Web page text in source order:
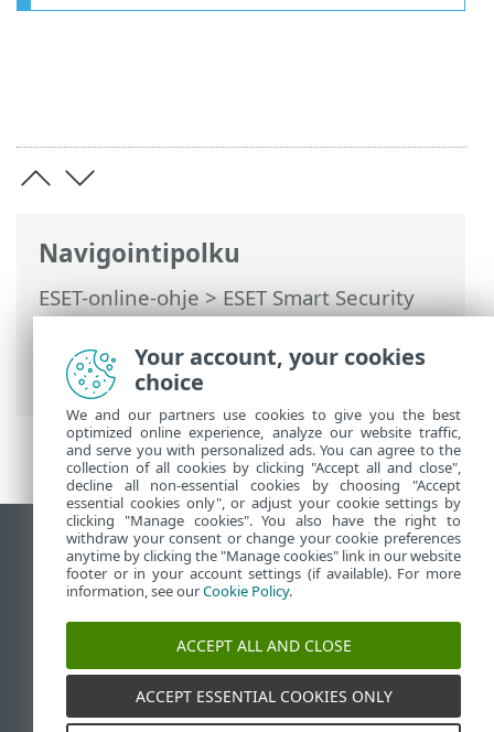
Navigointipolku
ESET-online-ohje>ESET Smart Security
Premium>Lisäasetukset>Suojaukset>
Reaaliaikainen tiedostojärjestelmän
suojaus> Prosessien poikkeukset
Näytä tietokonesivusto
End of Life
ESET-tietämyskanta
ESET-foorumi
ESET Status Portal
Alueellinen tuki
Your account, your cookies
choice
We and our partners use cookies to give you the best
optimized online experience, analyze our website traffic,
and serve you with personalized ads. You can agree to the
collection of all cookies by clicking "Accept all and close",
decline all non-essential cookies by choosing "Accept
essential cookies only", or adjust your cookie settings by
clicking "Manage cookies". You also have the right to
withdraw your consent or change your cookie preferences
anytime by clicking the "Manage cookies" link in our website
footer or in your account settings (if available). For more
information, see ourCookie Policy.
ACCEPT ALL AND CLOSE
ACCEPT ESSENTIAL COOKIES ONLY